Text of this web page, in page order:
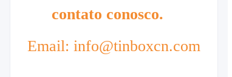
contato conosco.
Email: info@tinboxcn.com